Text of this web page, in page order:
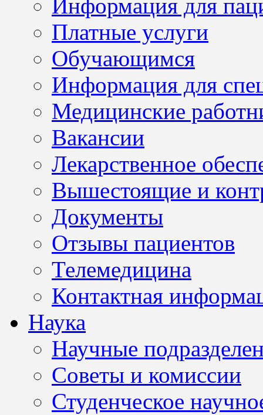
Информация для
Платные услуги
Обучающимся
Информация для
Медицинские
Вакансии
Лекарственное
Вышестоящие и
Документы
Отзывы пациентов
Телемедицина
Контактная
Наука
Научные
Советы и комиссии
Студенческое